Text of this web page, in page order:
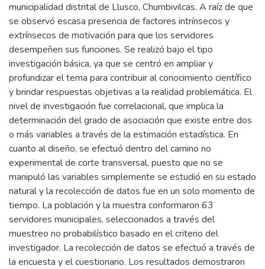
municipalidad distrital de Llusco, Chumbivilcas. A raíz de que
se observó escasa presencia de factores intrínsecos y
extrínsecos de motivación para que los servidores
desempeñen sus funciones. Se realizó bajo el tipo
investigación básica, ya que se centró en ampliar y
profundizar el tema para contribuir al conocimiento científico
y brindar respuestas objetivas a la realidad problemática. El
nivel de investigación fue correlacional, que implica la
determinación del grado de asociación que existe entre dos
o más variables a través de la estimación estadística. En
cuanto al diseño, se efectuó dentro del camino no
experimental de corte transversal, puesto que no se
manipuló las variables simplemente se estudió en su estado
natural y la recolección de datos fue en un solo momento de
tiempo. La población y la muestra conformaron 63
servidores municipales, seleccionados a través del
muestreo no probabilístico basado en el criterio del
investigador. La recolección de datos se efectuó a través de
la encuesta y el cuestionario. Los resultados demostraron